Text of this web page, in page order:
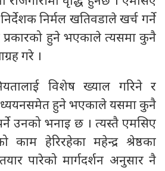
निर्मल खतिवडाले खर्च गर्ने
प्रकारको हुने भएकाले त्यसमा कुनै
गरे ।
विशेष ख्याल गरिने र
अध्ययनसमेत हुने भएकाले यसमा कुनै
उनको भनाइ छ । त्यस्तै एमसिए
काम हेरिरहेका महेन्द्र श्रेष्ठका
पारेको मार्गदर्शन अनुसार नै